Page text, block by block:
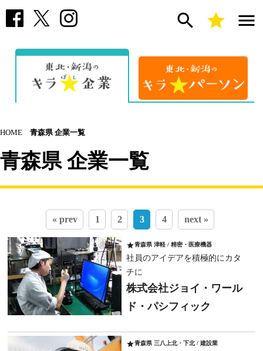
search star menu
HOME 青森県 企業一覧
青森県 企業一覧
« prev 1 2 3 4 next »
star青森県 津軽 / 精密・医療機器
社員のアイデアを積極的にカタ
チに
株式会社ジョイ・ワール
ド・パシフィック
star青森県 三八上北・下北 / 建設業